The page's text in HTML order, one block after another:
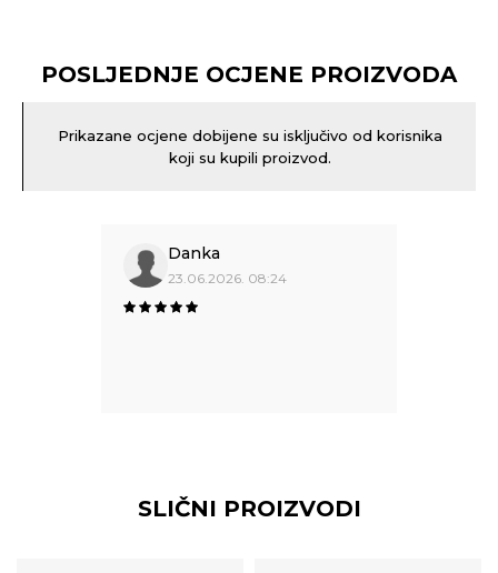
POSLJEDNJE OCJENE PROIZVODA
Prikazane ocjene dobijene su isključivo od korisnika
koji su kupili proizvod.
Danka
23.06.2026. 08:24
SLIČNI PROIZVODI